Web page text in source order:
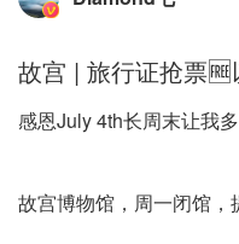
故宫 | 旅行证抢票
感恩July 4th长周末让我
故宫博物馆，周一闭馆，